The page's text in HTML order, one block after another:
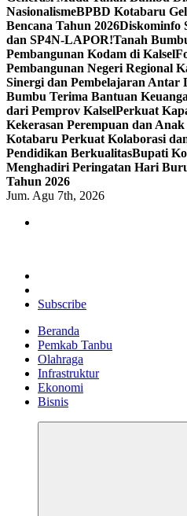
NasionalismeBPBD Kotabaru
Bencana Tahun 2026Diskominfo
dan SP4N-LAPOR!Tanah
Pembangunan Kodam di Kalsel
Pembangunan Negeri Regional
Sinergi dan Pembelajaran Antar
Bumbu Terima Bantuan
dari Pemprov KalselPerkuat
Kekerasan Perempuan dan
Kotabaru Perkuat Kolaborasi
Pendidikan BerkualitasBupati
Menghadiri Peringatan Hari
Tahun 2026
Jum. Agu 7th, 2026
Subscribe
Beranda
Pemkab Tanbu
Olahraga
Infrastruktur
Ekonomi
Bisnis